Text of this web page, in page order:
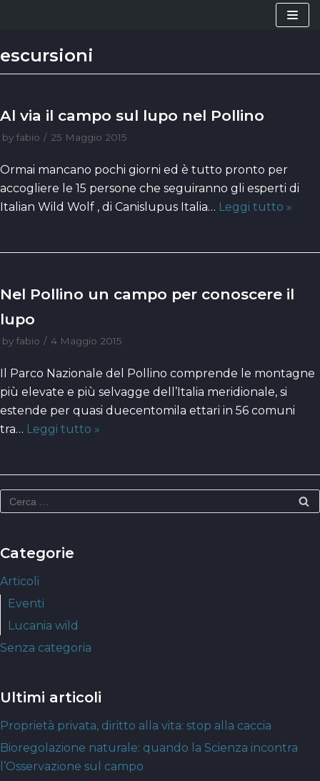
contenuto
escursioni
Al via il campo sul lupo nel Pollino
by fabio 25 Maggio 2015
Ormai mancano pochi giorni ed è tutto pronto per
accogliere le 15 persone che seguiranno gli esperti di
Italian Wild Wolf , di Canislupus Italia… Leggi tutto »
Nel Pollino un campo per conoscere il
lupo
by fabio 4 Maggio 2015
Il Parco Nazionale del Pollino comprende le montagne
più elevate e più selvagge dell’Italia meridionale, si
estende per quasi duecentomila ettari in 56 comuni
tra… Leggi tutto »
Categorie
Articoli
Eventi
Lucania wild
Senza categoria
Ultimi articoli
Proprietà privata, diritto alla vita: stop alla caccia
Bioregolazione naturale: quando la Scienza incontra
l’Osservazione sul campo